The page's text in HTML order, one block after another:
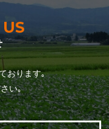
おります｡
い｡